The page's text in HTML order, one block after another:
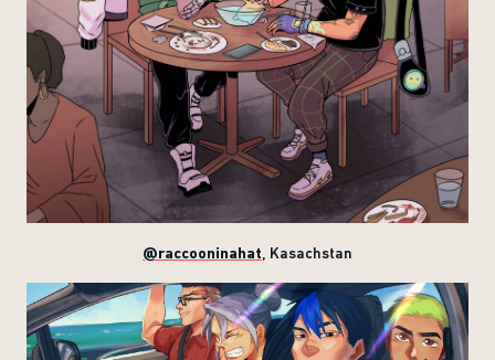
@raccooninahat, Kasachstan